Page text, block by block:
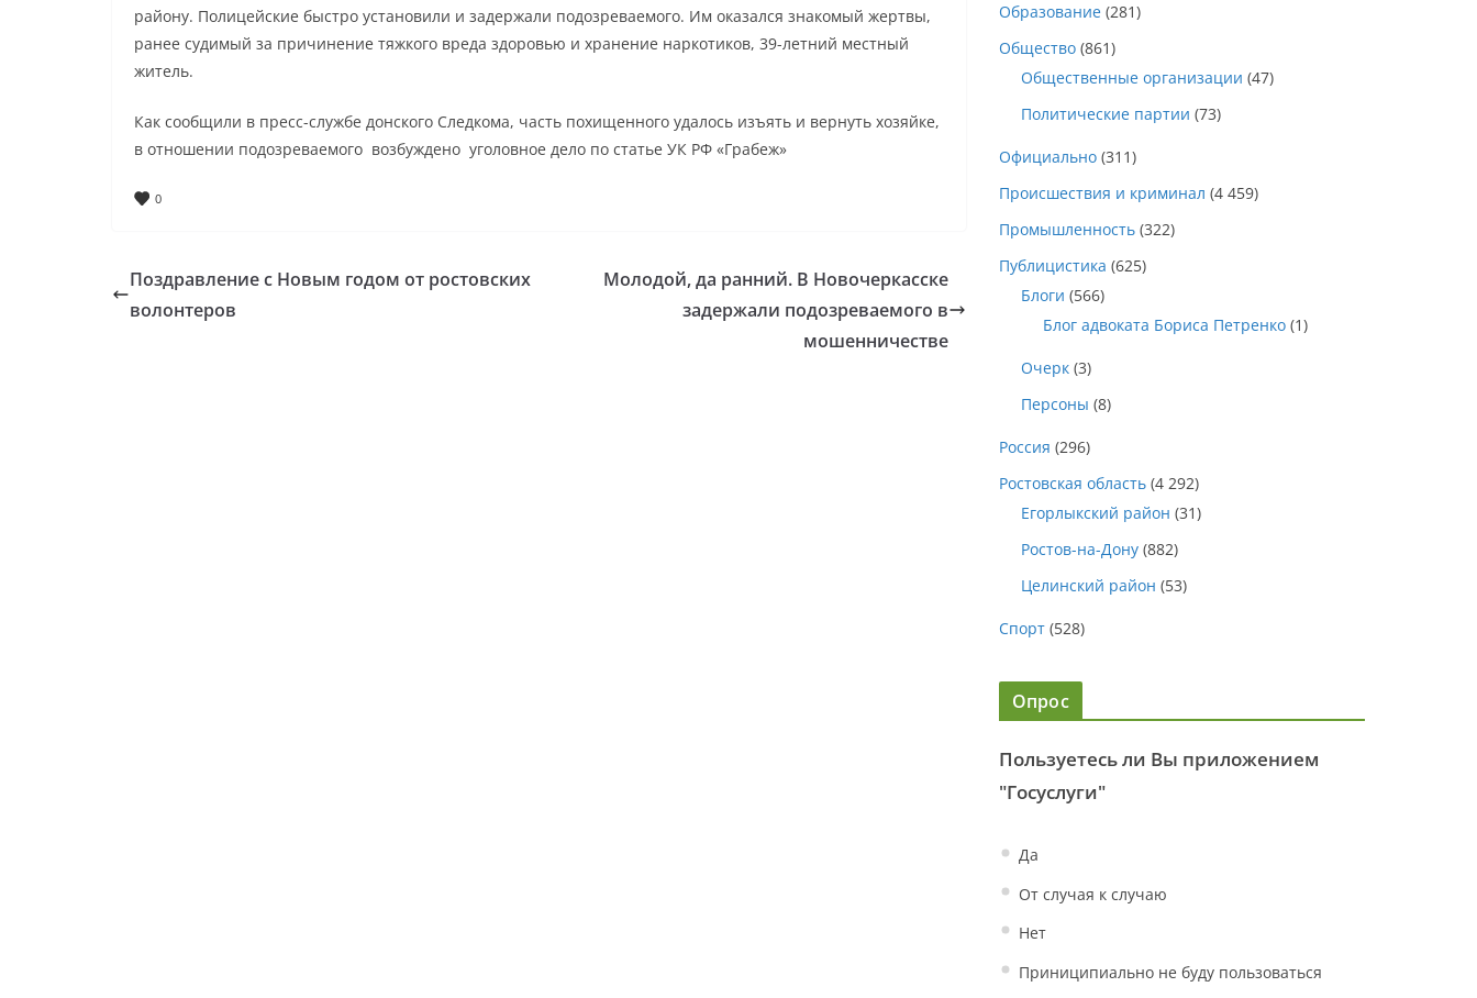
району. Полицейские быстро установили и задержали подозреваемого. Им оказался знакомый жертвы,
ранее судимый за причинение тяжкого вреда здоровью и хранение наркотиков, 39-летний местный
житель.
Как сообщили в пресс-службе донского Следкома, часть похищенного удалось изъять и вернуть хозяйке,
в отношении подозреваемого возбуждено уголовное дело по статье УК РФ «Грабеж»
0
Поздравление с Новым годом от ростовских
волонтеров
Молодой, да ранний. В Новочеркасске
задержали подозреваемого в
мошенничестве
Образование (281)
Общество (861)
Общественные организации (47)
Политические партии (73)
Официально (311)
Происшествия и криминал (4 459)
Промышленность (322)
Публицистика (625)
Блоги (566)
Блог адвоката Бориса Петренко (1)
Очерк (3)
Персоны (8)
Россия (296)
Ростовская область (4 292)
Егорлыкский район (31)
Ростов-на-Дону (882)
Целинский район (53)
Спорт (528)
Опрос
Пользуетесь ли Вы приложением
"Госуслуги"
Да
От случая к случаю
Нет
Приниципиально не буду пользоваться